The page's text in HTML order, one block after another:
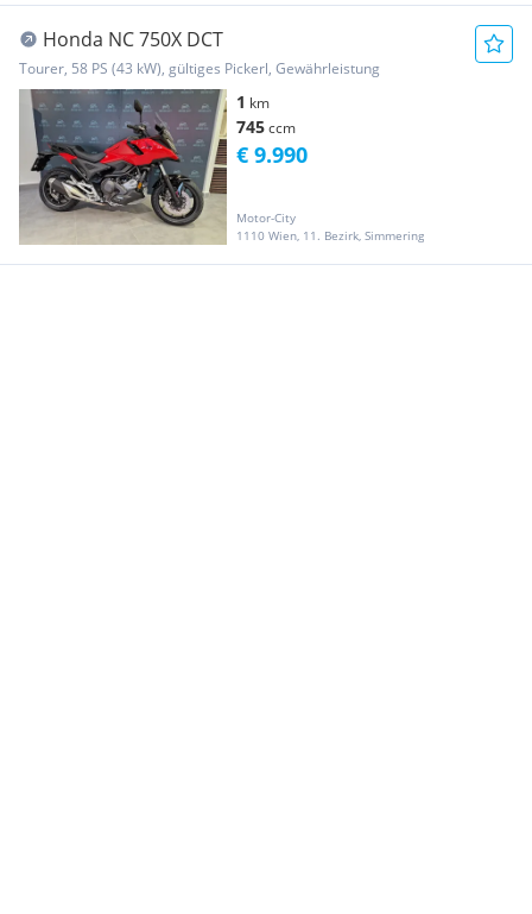
Honda NC 750X DCT
Tourer, 58 PS (43 kW), gültiges Pickerl, Gewährleistung
1 km
745ccm
Motor-City
1110 Wien, 11. Bezirk, Simmering
€ 9.990